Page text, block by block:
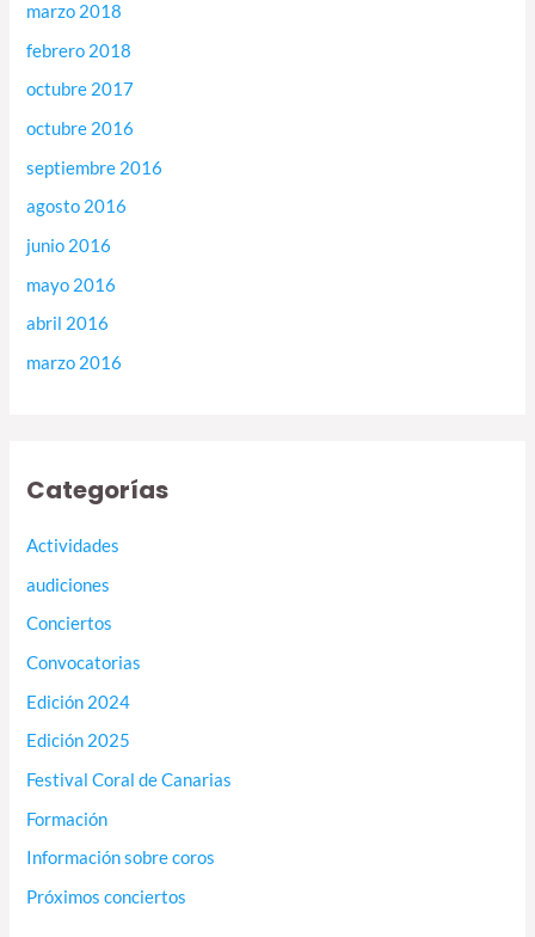
marzo 2018
febrero 2018
octubre 2017
octubre 2016
septiembre 2016
agosto 2016
junio 2016
mayo 2016
abril 2016
marzo 2016
Categorías
Actividades
audiciones
Conciertos
Convocatorias
Edición 2024
Edición 2025
Festival Coral de Canarias
Formación
Información sobre coros
Próximos conciertos